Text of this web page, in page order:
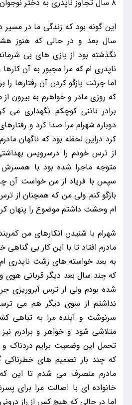
۸ سال تجاوز ناپدری به دختر نوجوان
این گونه بود که زندگی ما در
سال بعد و در حالی که هنوز
نگذشته بود از بازی های بی
ناپدری ام که مرا مجبور به آن
اما جرئت بازگو کردن آن رفتارها را
که روزی مادر و خواهرم به بیرون از
برادر ناتنی کوچکم نگهداری می
دوباره شهرام مرا صدا کرد و
کرد دراین لحظه بود که ناگهان
از ترس خودم را درسرویس
متوجه ماجرا شده بود با
سپس با فریاد از من خواست آن چه
بازگو کنم ولی من که همچنان از
ام وحشت داشتم موضوع را پنهان
شهرام با شنیدن انکارهای من
مادرم افتاد تا با این کار بی
به بعد خواسته های زشت ناپدری
که چند سال بعد دیگر قربانی
شده بودم ولی از ترس آبروریزی
نداشتم از سوی دیگر هم می
سرنوشت و آینده مرا به تباهی
متلاشی شود و خواهر و برادرم
تحمل این وضعیت برایم دردناک
که چند بار تصمیم های خطرناکی
مادرم منصرف می شدم تا این
خانواده ای با اصالت مرا برای
اما در حالی که هیچ کس از راز